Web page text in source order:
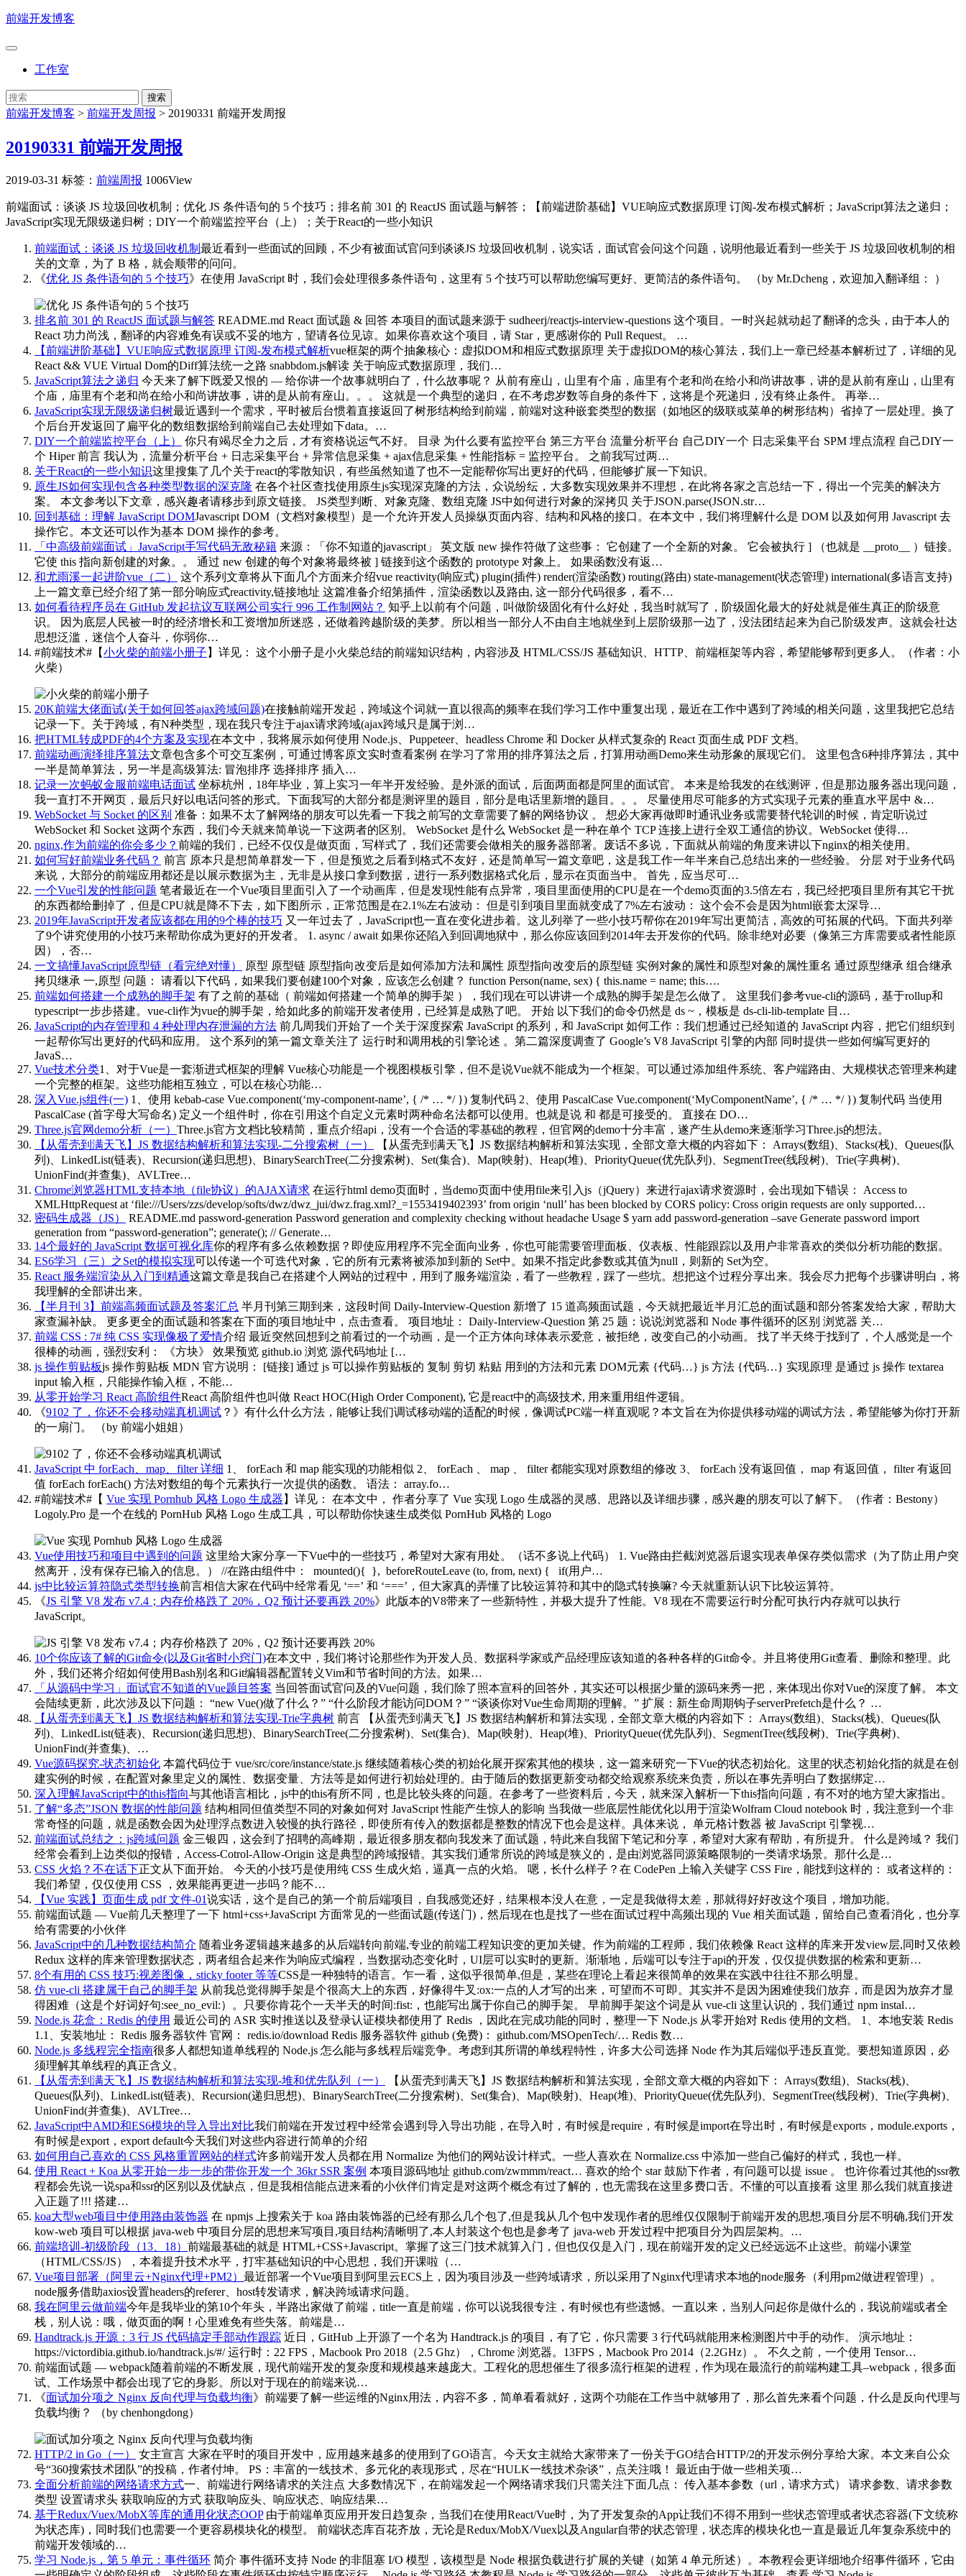
前端开发博客
工作室
前端开发博客 > 前端开发周报 > 20190331 前端开发周报
20190331 前端开发周报
2019-03-31 标签： 前端周报 1006View
前端面试：谈谈 JS 垃圾回收机制；优化 JS 条件语句的 5 个技巧；排名前 301 的 ReactJS 面试题与解答；【前端进阶基础】VUE响应式数据原理 订阅-发布模式解析；JavaScript算法之递归；
JavaScript实现无限级递归树；DIY一个前端监控平台（上）；关于React的一些小知识
前端面试：谈谈 JS 垃圾回收机制 最近看到一些面试的回顾，不少有被面试官问到谈谈JS 垃圾回收机制，说实话，面试官会问这个问题，说明他最近看到一些关于 JS 垃圾回收机制的相
关的文章，为了 B 格，就会顺带的问问。
《优化 JS 条件语句的 5 个技巧》在使用 JavaScript 时，我们会处理很多条件语句，这里有 5 个技巧可以帮助您编写更好、更简洁的条件语句。 （by Mr.Dcheng，欢迎加入翻译组： ）
排名前 301 的 ReactJS 面试题与解答 README.md React 面试题 & 回答 本项目的面试题来源于 sudheerj/reactjs-interview-questions 这个项目。一时兴起就动起了翻译的念头，由于本人的
React 功力尚浅，翻译的内容难免有误或不妥的地方，望请各位见谅。如果你喜欢这个项目，请 Star，更感谢你的 Pull Request。 …
【前端进阶基础】VUE响应式数据原理 订阅-发布模式解析vue框架的两个抽象核心：虚拟DOM和相应式数据原理 关于虚拟DOM的核心算法，我们上一章已经基本解析过了，详细的见
React && VUE Virtual Dom的Diff算法统一之路 snabbdom.js解读 关于响应式数据原理，我们…
JavaScript算法之递归 今天来了解下既爱又恨的 — 给你讲一个故事就明白了，什么故事呢？ 从前有座山，山里有个庙，庙里有个老和尚在给小和尚讲故事，讲的是从前有座山，山里有
个庙，庙里有个老和尚在给小和尚讲故事，讲的是从前有座山。。。 这就是一个典型的递归，在不考虑岁数等自身的条件下，这将是个死递归，没有终止条件。 再举…
JavaScript实现无限级递归树最近遇到一个需求，平时被后台惯着直接返回了树形结构给到前端，前端对这种嵌套类型的数据（如地区的级联或菜单的树形结构）省掉了一层处理。换了
个后台开发返回了扁平化的数组数据给到前端自己去处理如下data。…
DIY一个前端监控平台（上）
你只有竭尽全力之后，才有资格说运气不好。 目录 为什么要有监控平台 第三方平台 流量分析平台 自己DIY一个 日志采集平台 SPM 埋点流程 自己DIY一
个 Hiper 前言 我认为，流量分析平台 + 日志采集平台 + 异常信息采集 + ajax信息采集 + 性能指标 = 监控平台。 之前我写过两…
关于React的一些小知识这里搜集了几个关于react的零散知识，有些虽然知道了也不一定能帮你写出更好的代码，但能够扩展一下知识。
原生JS如何实现包含各种类型数据的深克隆 在各个社区查找使用原生js实现深克隆的方法，众说纷纭，大多数实现效果并不理想，在此将各家之言总结一下，得出一个完美的解决方
案。 本文参考以下文章，感兴趣者请移步到原文链接。 JS类型判断、对象克隆、数组克隆 JS中如何进行对象的深拷贝 关于JSON.parse(JSON.str…
回到基础：理解 JavaScript DOMJavascript DOM（文档对象模型）是一个允许开发人员操纵页面内容、结构和风格的接口。在本文中，我们将理解什么是 DOM 以及如何用 Javascript 去
操作它。本文还可以作为基本 DOM 操作的参考。
「中高级前端面试」JavaScript手写代码无敌秘籍 来源：「你不知道的javascript」 英文版 new 操作符做了这些事： 它创建了一个全新的对象。 它会被执行 ] （也就是 __proto__ ）链接。
它使 this 指向新创建的对象。。 通过 new 创建的每个对象将最终被 ] 链接到这个函数的 prototype 对象上。 如果函数没有返…
和尤雨溪一起进阶vue（二）
这个系列文章将从下面几个方面来介绍vue reactivity(响应式) plugin(插件) render(渲染函数) routing(路由) state-management(状态管理) international(多语言支持)
上一篇文章已经介绍了第一部分响应式reactivity,链接地址 这篇准备介绍第插件，渲染函数以及路由, 这一部分代码很多，看不…
如何看待程序员在 GitHub 发起抗议互联网公司实行 996 工作制网站？ 知乎上以前有个问题，叫做阶级固化有什么好处，我当时就写了，阶级固化最大的好处就是催生真正的阶级意
识。 因为底层人民被一时的经济增长和工资增加所迷惑，还做着跨越阶级的美梦。所以相当一部分人不由自主地就坐到上层阶级那一边了，没法团结起来为自己阶级发声。这就会社达
思想泛滥，迷信个人奋斗，你弱你…
#前端技术#【小火柴的前端小册子 】详见：
这个小册子是小火柴总结的前端知识结构，内容涉及 HTML/CSS/JS 基础知识、HTTP、前端框架等内容，希望能够帮到更多人。（作者：小
火柴）
20K前端大佬面试(关于如何回答ajax跨域问题)在接触前端开发起，跨域这个词就一直以很高的频率在我们学习工作中重复出现，最近在工作中遇到了跨域的相关问题，这里我把它总结
记录一下。关于跨域，有N种类型，现在我只专注于ajax请求跨域(ajax跨域只是属于浏…
把HTML转成PDF的4个方案及实现在本文中，我将展示如何使用 Node.js、Puppeteer、headless Chrome 和 Docker 从样式复杂的 React 页面生成 PDF 文档。
前端动画演绎排序算法文章包含多个可交互案例，可通过博客原文实时查看案例 在学习了常用的排序算法之后，打算用动画Demo来生动形象的展现它们。 这里包含6种排序算法，其中
一半是简单算法，另一半是高级算法: 冒泡排序 选择排序 插入…
记录一次蚂蚁金服前端电话面试 坐标杭州，18年毕业，算上实习一年半开发经验。是外派的面试，后面两面都是阿里的面试官。 本来是给我发的在线测评，但是那边服务器出现问题，
我一直打不开网页，最后只好以电话问答的形式。下面我写的大部分都是测评里的题目，部分是电话里新增的题目。。。 尽量使用尽可能多的方式实现子元素的垂直水平居中 &…
WebSocket 与 Socket 的区别 准备：如果不太了解网络的朋友可以先看一下我之前写的文章需要了解的网络协议 。 想必大家再做即时通讯业务或需要替代轮训的时候，肯定听说过
WebSocket 和 Socket 这两个东西，我们今天就来简单说一下这两者的区别。 WebSocket 是什么 WebSocket 是一种在单个 TCP 连接上进行全双工通信的协议。WebSocket 使得…
nginx,作为前端的你会多少？ 前端的我们，已经不仅仅是做页面，写样式了，我们还需要会做相关的服务器部署。废话不多说，下面就从前端的角度来讲以下nginx的相关使用。
如何写好前端业务代码？ 前言 原本只是想简单群发一下，但是预览之后看到格式不友好，还是简单写一篇文章吧，这是我工作一年半来自己总结出来的一些经验。 分层 对于业务代码
来说，大部分的前端应用都还是以展示数据为主，无非是从接口拿到数据，进行一系列数据格式化后，显示在页面当中。 首先，应当尽可…
一个Vue引发的性能问题 笔者最近在一个Vue项目里面引入了一个动画库，但是发现性能有点异常，项目里面使用的CPU是在一个demo页面的3.5倍左右，我已经把项目里所有其它干扰
的东西都给删掉了，但是CPU就是降不下去，如下图所示，正常范围是在2.1%左右波动： 但是引到项目里面就变成了7%左右波动： 这个会不会是因为html嵌套太深导…
2019年JavaScript开发者应该都在用的9个棒的技巧 又一年过去了，JavaScript也一直在变化进步着。这儿列举了一些小技巧帮你在2019年写出更简洁，高效的可拓展的代码。下面共列举
了9个讲究使用的小技巧来帮助你成为更好的开发者。 1. async / await 如果你还陷入到回调地狱中，那么你应该回到2014年去开发你的代码。除非绝对必要（像第三方库需要或者性能原
因），否…
一文搞懂JavaScript原型链（看完绝对懂）
原型 原型链 原型指向改变后是如何添加方法和属性 原型指向改变后的原型链 实例对象的属性和原型对象的属性重名 通过原型继承 组合继承
拷贝继承 一,原型 问题： 请看以下代码，如果我们要创建100个对象，应该怎么创建？ function Person(name, sex) { this.name = name; this….
前端如何搭建一个成熟的脚手架 有了之前的基础（ 前端如何搭建一个简单的脚手架 ），我们现在可以讲讲一个成熟的脚手架是怎么做了。 这里我们参考vue-cli的源码，基于rollup和
typescript一步步搭建。vue-cli作为vue的脚手架，给如此多的前端开发者使用，已经算是成熟了吧。 开始 以下我们的命令仍然是 ds ~，模板是 ds-cli-lib-template 目…
JavaScript的内存管理和 4 种处理内存泄漏的方法 前几周我们开始了一个关于深度探索 JavaScript 的系列，和 JavaScript 如何工作：我们想通过已经知道的 JavaScript 内容，把它们组织到
一起帮你写出更好的代码和应用。 这个系列的第一篇文章关注了 运行时和调用栈的引擎论述 。第二篇深度调查了 Google’s V8 JavaScript 引擎的内部 同时提供一些如何编写更好的
JavaS…
Vue技术分类1、对于Vue是一套渐进式框架的理解 Vue核心功能是一个视图模板引擎，但不是说Vue就不能成为一个框架。可以通过添加组件系统、客户端路由、大规模状态管理来构建
一个完整的框架。这些功能相互独立，可以在核心功能…
深入Vue.js组件(一) 1、使用 kebab-case Vue.component(‘my-component-name’, { /* … */ }) 复制代码 2、使用 PascalCase Vue.component(‘MyComponentName’, { /* … */ }) 复制代码 当使用
PascalCase (首字母大写命名) 定义一个组件时，你在引用这个自定义元素时两种命名法都可以使用。也就是说 和 都是可接受的。 直接在 DO…
Three.js官网demo分析（一） Three.js官方文档比较精简，重点介绍api，没有一个合适的零基础的教程，但官网的demo十分丰富，遂产生从demo来逐渐学习Three.js的想法。
【从蛋壳到满天飞】JS 数据结构解析和算法实现-二分搜索树（一）
【从蛋壳到满天飞】JS 数据结构解析和算法实现，全部文章大概的内容如下： Arrays(数组)、Stacks(栈)、Queues(队
列)、LinkedList(链表)、Recursion(递归思想)、BinarySearchTree(二分搜索树)、Set(集合)、Map(映射)、Heap(堆)、PriorityQueue(优先队列)、SegmentTree(线段树)、Trie(字典树)、
UnionFind(并查集)、AVLTree…
Chrome浏览器HTML支持本地（file协议）的AJAX请求 在运行html demo页面时，当demo页面中使用file来引入js（jQuery）来进行ajax请求资源时，会出现如下错误： Access to
XMLHttpRequest at ‘file:///Users/zzs/develop/softs/dwz/dwz_jui/dwz.frag.xml?_=1553419402393’ from origin ‘null’ has been blocked by CORS policy: Cross origin requests are only supported…
密码生成器（JS）
README.md password-generation Password generation and complexity checking without headache Usage $ yarn add password-generation –save Generate password import
generation from “password-generation”; generate(); // Generate…
14个最好的 JavaScript 数据可视化库你的程序有多么依赖数据？即使应用程序不完全面向业务，你也可能需要管理面板、仪表板、性能跟踪以及用户非常喜欢的类似分析功能的数据。
ES6学习（三）之Set的模拟实现可以传递一个可迭代对象，它的所有元素将被添加到新的 Set中。如果不指定此参数或其值为null，则新的 Set为空。
React 服务端渲染从入门到精通这篇文章是我自己在搭建个人网站的过程中，用到了服务端渲染，看了一些教程，踩了一些坑。想把这个过程分享出来。我会尽力把每个步骤讲明白，将
我理解的全部讲出来。
【半月刊 3】前端高频面试题及答案汇总 半月刊第三期到来，这段时间 Daily-Interview-Question 新增了 15 道高频面试题，今天就把最近半月汇总的面试题和部分答案发给大家，帮助大
家查漏补缺。 更多更全的面试题和答案在下面的项目地址中，点击查看。 项目地址： Daily-Interview-Question 第 25 题：说说浏览器和 Node 事件循环的区别 浏览器 关…
前端 CSS : 7# 纯 CSS 实现像极了爱情介绍 最近突然回想到之前看过的一个动画，是一个正方体向球体表示爱意，被拒绝，改变自己的小动画。 找了半天终于找到了，个人感觉是一个
很棒的动画，强烈安利： 《方块》 效果预览 github.io 浏览 源代码地址 […
js 操作剪贴板js 操作剪贴板 MDN 官方说明： [链接] 通过 js 可以操作剪贴板的 复制 剪切 粘贴 用到的方法和元素 DOM元素 {代码…} js 方法 {代码…} 实现原理 是通过 js 操作 textarea
input 输入框，只能操作输入框，不能…
从零开始学习 React 高阶组件React 高阶组件也叫做 React HOC(High Order Component), 它是react中的高级技术, 用来重用组件逻辑。
《9102 了，你还不会移动端真机调试 ？》有什么什么方法，能够让我们调试移动端的适配的时候，像调试PC端一样直观呢？本文旨在为你提供移动端的调试方法，希望能够为你打开新
的一扇门。
（by 前端小姐姐）
JavaScript 中 forEach、map、filter 详细 1、 forEach 和 map 能实现的功能相似 2、 forEach 、 map 、 filter 都能实现对原数组的修改 3、 forEach 没有返回值， map 有返回值， filter 有返回
值 forEach forEach() 方法对数组的每个元素执行一次提供的函数。 语法： array.fo…
#前端技术#【 Vue 实现 Pornhub 风格 Logo 生成器 】详见：
在本文中， 作者分享了 Vue 实现 Logo 生成器的灵感、思路以及详细步骤，感兴趣的朋友可以了解下。（作者：Bestony）
Logoly.Pro 是一个在线的 PornHub 风格 Logo 生成工具，可以帮助你快速生成类似 PornHub 风格的 Logo
Vue使用技巧和项目中遇到的问题 这里给大家分享一下Vue中的一些技巧，希望对大家有用处。（话不多说上代码） 1. Vue路由拦截浏览器后退实现表单保存类似需求（为了防止用户突
然离开，没有保存已输入的信息。） //在路由组件中： mounted(){ }, beforeRouteLeave (to, from, next) { if(用户…
js中比较运算符隐式类型转换前言相信大家在代码中经常看见 ‘==’ 和 ‘===’，但大家真的弄懂了比较运算符和其中的隐式转换嘛? 今天就重新认识下比较运算符。
《JS 引擎 V8 发布 v7.4；内存价格跌了 20%，Q2 预计还要再跌 20%》此版本的V8带来了一些新特性，并极大提升了性能。V8 现在不需要运行时分配可执行内存就可以执行
JavaScript。
10个你应该了解的Git命令(以及Git省时小窍门)在本文中，我们将讨论那些作为开发人员、数据科学家或产品经理应该知道的各种各样的Git命令。并且将使用Git查看、删除和整理。此
外，我们还将介绍如何使用Bash别名和Git编辑器配置转义Vim和节省时间的方法。如果…
「从源码中学习」面试官不知道的Vue题目答案 当回答面试官问及的Vue问题，我们除了照本宣科的回答外，其实还可以根据少量的源码来秀一把，来体现出你对Vue的深度了解。 本文
会陆续更新，此次涉及以下问题： “new Vue()做了什么？” “什么阶段才能访问DOM？” “谈谈你对Vue生命周期的理解。” 扩展：新生命周期钩子serverPrefetch是什么？ …
【从蛋壳到满天飞】JS 数据结构解析和算法实现-Trie字典树 前言 【从蛋壳到满天飞】JS 数据结构解析和算法实现，全部文章大概的内容如下： Arrays(数组)、Stacks(栈)、Queues(队
列)、LinkedList(链表)、Recursion(递归思想)、BinarySearchTree(二分搜索树)、Set(集合)、Map(映射)、Heap(堆)、PriorityQueue(优先队列)、SegmentTree(线段树)、Trie(字典树)、
UnionFind(并查集)、…
Vue源码探究-状态初始化 本篇代码位于 vue/src/core/instance/state.js 继续随着核心类的初始化展开探索其他的模块，这一篇来研究一下Vue的状态初始化。这里的状态初始化指的就是在创
建实例的时候，在配置对象里定义的属性、数据变量、方法等是如何进行初始处理的。由于随后的数据更新变动都交给观察系统来负责，所以在事先弄明白了数据绑定…
深入理解JavaScript中的this指向与其他语言相比，js中的this有所不同，也是比较头疼的问题。在参考了一些资料后，今天，就来深入解析一下this指向问题，有不对的地方望大家指出。
了解“多态”JSON 数据的性能问题 结构相同但值类型不同的对象如何对 JavaScript 性能产生惊人的影响 当我做一些底层性能优化以用于渲染Wolfram Cloud notebook 时，我注意到一个非
常奇怪的问题，就是函数会因为处理浮点数进入较慢的执行路径，即使所有传入的数据都是整数的情况下也会是这样。具体来说， 单元格计数器 被 JavaScript 引擎视…
前端面试总结之：js跨域问题 金三银四，这会到了招聘的高峰期，最近很多朋友都向我发来了面试题，特此来自我留下笔记和分享，希望对大家有帮助，有所提升。 什么是跨域？ 我们
经常会看到上边类似的报错，Access-Cotrol-Allow-Origin 这是典型的跨域报错。其实我们通常所说的跨域是狭义的，是由浏览器同源策略限制的一类请求场景。那什么是…
CSS 火焰？不在话下正文从下面开始。 今天的小技巧是使用纯 CSS 生成火焰，逼真一点的火焰。 嗯，长什么样子？在 CodePen 上输入关键字 CSS Fire，能找到这样的： 或者这样的：
我们希望，仅仅使用 CSS ，效果能再更进一步吗？能不…
【Vue 实践】页面生成 pdf 文件-01说实话，这个是自己的第一个前后端项目，自我感觉还好，结果根本没人在意，一定是我做得太差，那就得好好改这个项目，增加功能。
前端面试题 — Vue前几天整理了一下 html+css+JavaScript 方面常见的一些面试题(传送门)，然后现在也是找了一些在面试过程中高频出现的 Vue 相关面试题，留给自己查看消化，也分享
给有需要的小伙伴
JavaScript中的几种数据结构简介 随着业务逻辑越来越多的从后端转向前端,专业的前端工程知识变的更加关键。作为前端的工程师，我们依赖像 React 这样的库来开发view层,同时又依赖
Redux 这样的库来管理数据状态，两者组合起来作为响应式编程，当数据动态变化时，UI层可以实时的更新。渐渐地，后端可以专注于api的开发，仅仅提供数据的检索和更新…
8个有用的 CSS 技巧:视差图像，sticky footer 等等CSS是一种独特的语言。乍一看，这似乎很简单,但是，某些在理论上看起来很简单的效果在实践中往往不那么明显。
仿 vue-cli 搭建属于自己的脚手架 从前我总觉得脚手架是个很高大上的东西，好像得牛叉:ox:一点的人才写的出来，可望而不可即。其实并不是因为困难使我们放弃，而是因为放弃才显
得困难（这是个好词好句:see_no_evil:）。只要你肯花个一天半天的时间:fist:，也能写出属于你自己的脚手架。 早前脚手架这个词是从 vue-cli 这里认识的，我们通过 npm instal…
Node.js 花盒：Redis 的使用 最近公司的 ASR 实时推送以及登录认证模块都使用了 Redis ，因此在完成功能的同时，整理一下 Node.js 从零开始对 Redis 使用的文档。 1、本地安装 Redis
1.1、安装地址： Redis 服务器软件 官网： redis.io/download Redis 服务器软件 github (免费)： github.com/MSOpenTech/… Redis 数…
Node.js 多线程完全指南很多人都想知道单线程的 Node.js 怎么能与多线程后端竞争。考虑到其所谓的单线程特性，许多大公司选择 Node 作为其后端似乎违反直觉。要想知道原因，必
须理解其单线程的真正含义。
【从蛋壳到满天飞】JS 数据结构解析和算法实现-堆和优先队列（一）
【从蛋壳到满天飞】JS 数据结构解析和算法实现，全部文章大概的内容如下： Arrays(数组)、Stacks(栈)、
Queues(队列)、LinkedList(链表)、Recursion(递归思想)、BinarySearchTree(二分搜索树)、Set(集合)、Map(映射)、Heap(堆)、PriorityQueue(优先队列)、SegmentTree(线段树)、Trie(字典树)、
UnionFind(并查集)、AVLTree…
JavaScript中AMD和ES6模块的导入导出对比我们前端在开发过程中经常会遇到导入导出功能，在导入时，有时候是require，有时候是import在导出时，有时候是exports，module.exports，
有时候是export，export default今天我们对这些内容进行简单的介绍
如何用自己喜欢的 CSS 风格重置网站的样式许多前端开发人员都在用 Normalize 为他们的网站设计样式。一些人喜欢在 Normalize.css 中添加一些自己偏好的样式，我也一样。
使用 React + Koa 从零开始一步一步的带你开发一个 36kr SSR 案例 本项目源码地址 github.com/zwmmm/react… 喜欢的给个 star 鼓励下作者，有问题可以提 issue 。 也许你看过其他的ssr教
程都会先说一说spa和ssr的区别以及优缺点，但是我相信能点进来看的小伙伴们肯定是对这两个概念有过了解的，也无需我在这里多费口舌。不懂的可以直接看 这里 那么我们就直接进
入正题了!!! 搭建…
koa大型web项目中使用路由装饰器 在 npmjs 上搜索关于 koa 路由装饰器的已经有那么几个包了,但是我从几个包中发现作者的思维仅仅限制于前端开发的思想,项目分层不明确,我们开发
kow-web 项目可以根据 java-web 中项目分层的思想来写项目,项目结构清晰明了,本人封装这个包也是参考了 java-web 开发过程中把项目分为四层架构。…
前端培训-初级阶段（13、18） 前端最基础的就是 HTML+CSS+Javascript。掌握了这三门技术就算入门，但也仅仅是入门，现在前端开发的定义已经远远不止这些。前端小课堂
（HTML/CSS/JS），本着提升技术水平，打牢基础知识的中心思想，我们开课啦（…
Vue项目部署（阿里云+Nginx代理+PM2） 最近部署一个Vue项目到阿里云ECS上，因为项目涉及一些跨域请求，所以采用了Nginx代理请求本地的node服务（利用pm2做进程管理）。
node服务借助axios设置headers的referer、host转发请求，解决跨域请求问题。
我在阿里云做前端今年是我毕业的第10个年头，半路出家做了前端，title一直是前端，你可以说我很专注，有时候也有些遗憾。一直以来，当别人问起你是做什么的，我说前端或者全
栈，别人说：哦，做页面的啊！心里难免有些失落。前端是…
Handtrack.js 开源：3 行 JS 代码搞定手部动作跟踪 近日，GitHub 上开源了一个名为 Handtrack.js 的项目，有了它，你只需要 3 行代码就能用来检测图片中手的动作。 演示地址：
https://victordibia.github.io/handtrack.js/#/ 运行时：22 FPS，Macbook Pro 2018（2.5 Ghz），Chrome 浏览器。13FPS，Macbook Pro 2014（2.2GHz）。 不久之前，一个使用 Tensor…
前端面试题 — webpack随着前端的不断发展，现代前端开发的复杂度和规模越来越庞大。工程化的思想催生了很多流行框架的进程，作为现在最流行的前端构建工具–webpack，很多面
试、工作场景中都会出现了它的身影。所以对于现在的前端来说…
《面试加分项之 Nginx 反向代理与负载均衡》前端要了解一些运维的Nginx用法，内容不多，简单看看就好，这两个功能在工作当中就够用了，那么首先来看个问题，什么是反向代理与
负载均衡？
（by chenhongdong）
HTTP/2 in Go（一）
女主宣言 大家在平时的项目开发中，应用越来越多的使用到了GO语言。今天女主就给大家带来了一份关于GO结合HTTP/2的开发示例分享给大家。本文来自公众
号“360搜索技术团队”的投稿，作者付坤。 PS：丰富的一线技术、多元化的表现形式，尽在“HULK一线技术杂谈”，点关注哦！ 最近由于做一些相关项…
全面分析前端的网络请求方式一、前端进行网络请求的关注点 大多数情况下，在前端发起一个网络请求我们只需关注下面几点： 传入基本参数（url，请求方式） 请求参数、请求参数
类型 设置请求头 获取响应的方式 获取响应头、响应状态、响应结果…
基于Redux/Vuex/MobX等库的通用化状态OOP由于前端单页应用开发日趋复杂，当我们在使用React/Vue时，为了开发复杂的App让我们不得不用到一些状态管理或者状态容器(下文统称
为状态库)，同时我们也需要一个更容易模块化的模型。 前端状态库百花齐放，无论是Redux/MobX/Vuex以及Angular自带的状态管理，状态库的模块化也一直是最近几年复杂系统中的
前端开发领域的…
学习 Node.js，第 5 单元：事件循环 简介 事件循环支持 Node 的非阻塞 I/O 模型，该模型是 Node 根据负载进行扩展的关键（如第 4 单元所述）。本教程会更详细地介绍事件循环，它由